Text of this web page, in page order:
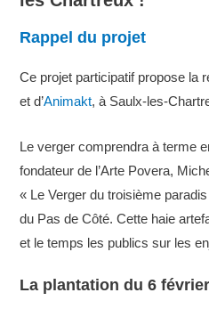
Rappel du projet
Ce projet participatif propose la
et d’Animakt, à Saulx-les-
Le verger comprendra à terme
fondateur de l’Arte Povera,
« Le Verger du troisième
du Pas de Côté. Cette haie
et le temps les publics sur les
La plantation du 6